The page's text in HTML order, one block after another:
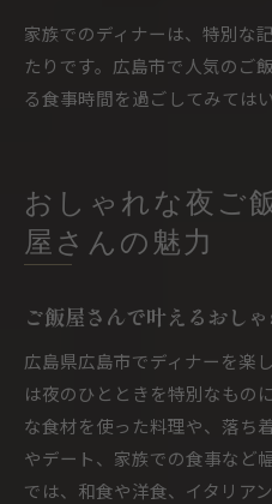
家族でのディナーは、特別な
たりです。広島市で人気のご
る食事時間を過ごしてみては
おしゃれな夜ご
屋さんの魅力
ご飯屋さんで叶えるおし
広島県広島市でディナーを楽
は夜のひとときを特別なもの
な食材を使った料理や、落ち
やデート、家族での食事など
では、和食や洋食、イタリア